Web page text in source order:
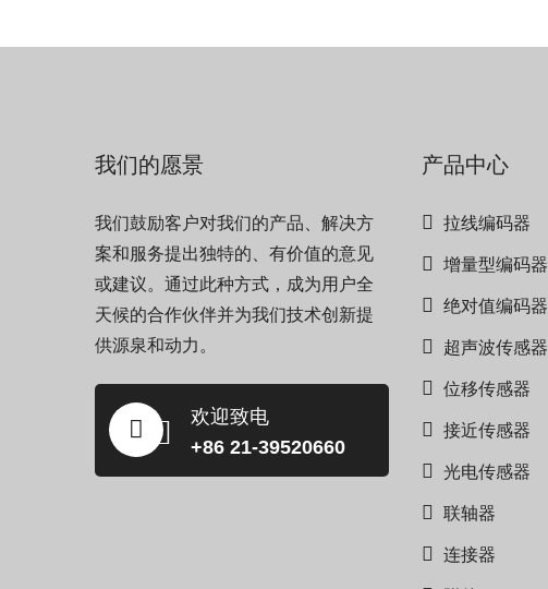
我们的愿景
我们鼓励客户对我们的产品、解决方
案和服务提出独特的、有价值的意见
或建议。通过此种方式，成为用户全
天候的合作伙伴并为我们技术创新提
供源泉和动力。
欢迎致电
+86 21-39520660
产品中心
拉线编码器
增量型编码器
绝对值编码器
超声波传感器
位移传感器
接近传感器
光电传感器
联轴器
连接器